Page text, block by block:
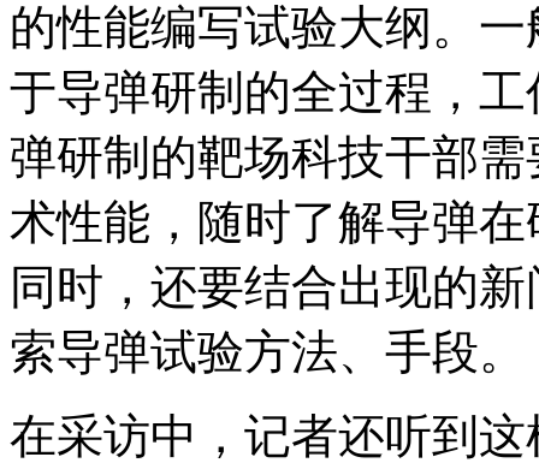
的性能编写试验大纲。
于导弹研制的全过程，
弹研制的靶场科技干部
术性能，随时了解导弹
同时，还要结合出现的
索导弹试验方法、手段。
在采访中，记者还听到